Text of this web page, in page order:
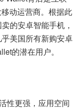
动运营商。根据此
的安卓智能手机，
美国所有新购安卓
的潜在用户。
性更强，应用空间